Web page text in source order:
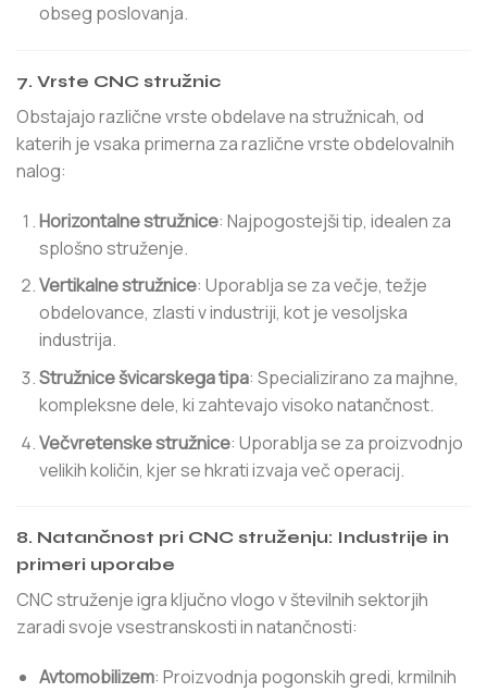
obseg poslovanja.
7. Vrste CNC stružnic
Obstajajo različne vrste obdelave na stružnicah, od
katerih je vsaka primerna za različne vrste obdelovalnih
nalog:
Horizontalne stružnice: Najpogostejši tip, idealen za
splošno struženje.
Vertikalne stružnice: Uporablja se za večje, težje
obdelovance, zlasti v industriji, kot je vesoljska
industrija.
Stružnice švicarskega tipa: Specializirano za majhne, ​​
kompleksne dele, ki zahtevajo visoko natančnost.
Večvretenske stružnice: Uporablja se za proizvodnjo
velikih količin, kjer se hkrati izvaja več operacij.
8. Natančnost pri CNC struženju: Industrije in
primeri uporabe
CNC struženje igra ključno vlogo v številnih sektorjih
zaradi svoje vsestranskosti in natančnosti:
Avtomobilizem: Proizvodnja pogonskih gredi, krmilnih